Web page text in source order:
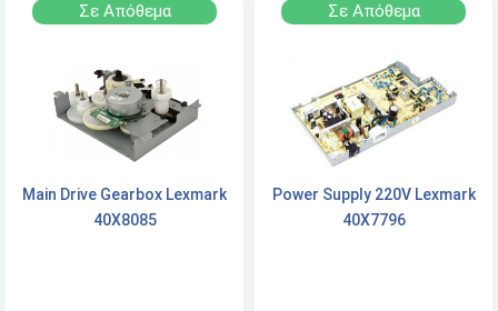
Σε Απόθεμα
Main Drive Gearbox Lexmark
40X8085
Σε Απόθεμα
Power Supply 220V Lexmark
40X7796